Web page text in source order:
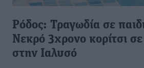
Ρόδος: Τραγωδία σε
Νεκρό 3χρονο κορίτσι
στην Ιαλυσό